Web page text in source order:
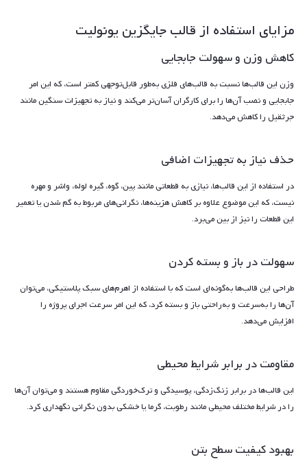
مزایای استفاده از قالب جایگزین یونولیت
کاهش وزن و سهولت جابجایی
وزن این قالب‌ها نسبت به قالب‌های فلزی به‌طور قابل‌توجهی کمتر است، که این امر
جابجایی و نصب آن‌ها را برای کارگران آسان‌تر می‌کند و نیاز به تجهیزات سنگین مانند
جرثقیل را کاهش می‌دهد.
حذف نیاز به تجهیزات اضافی
در استفاده از این قالب‌ها، نیازی به قطعاتی مانند پین، گوه، گیره لوله، واشر و مهره
نیست، که این موضوع علاوه بر کاهش هزینه‌ها، نگرانی‌های مربوط به گم شدن یا تعمیر
این قطعات را نیز از بین می‌برد.
سهولت در باز و بسته کردن
طراحی این قالب‌ها به‌گونه‌ای است که با استفاده از اهرم‌های سبک پلاستیکی، می‌توان
آن‌ها را به‌سرعت و به‌راحتی باز و بسته کرد، که این امر سرعت اجرای پروژه را
افزایش می‌دهد.
مقاومت در برابر شرایط محیطی
این قالب‌ها در برابر زنگ‌زدگی، پوسیدگی و ترک‌خوردگی مقاوم هستند و می‌توان آن‌ها
را در شرایط مختلف محیطی مانند رطوبت، گرما یا خشکی بدون نگرانی نگهداری کرد.
بهبود کیفیت سطح بتن